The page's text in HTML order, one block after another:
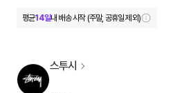
평균14일내 배송 시작 (주말, 공휴일 제외)
스투시